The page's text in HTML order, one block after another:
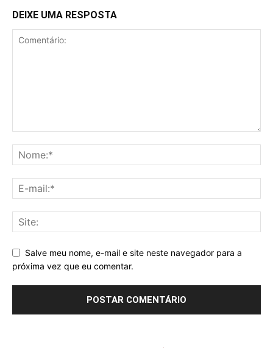
DEIXE UMA RESPOSTA
Salve meu nome, e-mail e site neste navegador para a
próxima vez que eu comentar.